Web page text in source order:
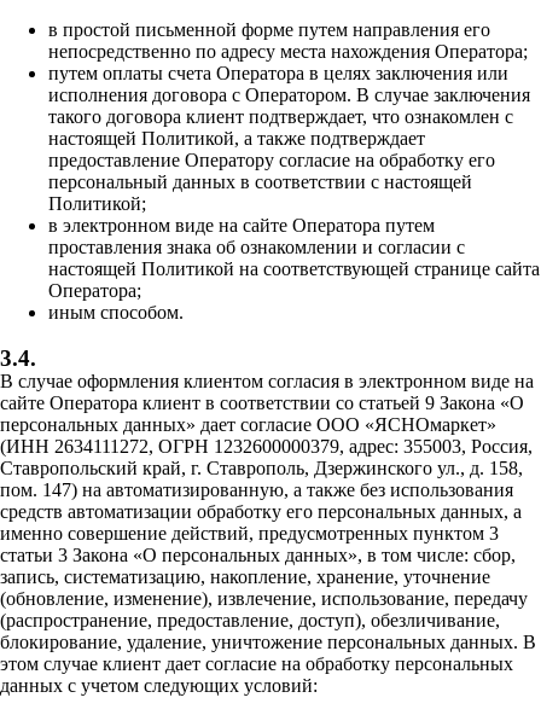
в простой письменной форме путем направления его
непосредственно по адресу места нахождения Оператора;
путем оплаты счета Оператора в целях заключения или
исполнения договора с Оператором. В случае заключения
такого договора клиент подтверждает, что ознакомлен с
настоящей Политикой, а также подтверждает
предоставление Оператору согласие на обработку его
персональный данных в соответствии с настоящей
Политикой;
в электронном виде на сайте Оператора путем
проставления знака об ознакомлении и согласии с
настоящей Политикой на соответствующей странице сайта
Оператора;
иным способом.
3.4.
В случае оформления клиентом согласия в электронном виде на
сайте Оператора клиент в соответствии со статьей 9 Закона «О
персональных данных» дает согласие ООО «ЯСНОмаркет»
(ИНН 2634111272, ОГРН 1232600000379, адрес: 355003, Россия,
Ставропольский край, г. Ставрополь, Дзержинского ул., д. 158,
пом. 147) на автоматизированную, а также без использования
средств автоматизации обработку его персональных данных, а
именно совершение действий, предусмотренных пунктом 3
статьи 3 Закона «О персональных данных», в том числе: сбор,
запись, систематизацию, накопление, хранение, уточнение
(обновление, изменение), извлечение, использование, передачу
(распространение, предоставление, доступ), обезличивание,
блокирование, удаление, уничтожение персональных данных. В
этом случае клиент дает согласие на обработку персональных
данных с учетом следующих условий: